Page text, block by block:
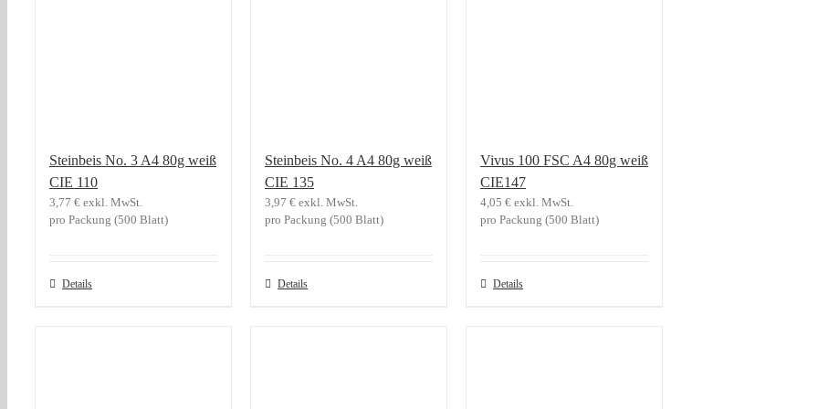
Steinbeis No. 3 A4 80g weiß
CIE 110
3,77 € exkl. MwSt.
pro Packung (500 Blatt)
Details
Steinbeis No. 4 A4 80g weiß
CIE 135
3,97 € exkl. MwSt.
pro Packung (500 Blatt)
Details
Vivus 100 FSC A4 80g weiß
CIE147
4,05 € exkl. MwSt.
pro Packung (500 Blatt)
Details